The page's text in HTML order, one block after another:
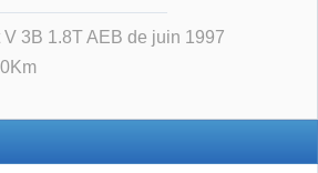
V 3B 1.8T AEB de juin 1997